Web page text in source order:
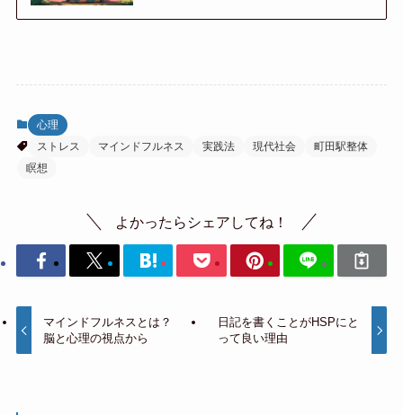
心理
ストレス
マインドフルネス 実践法 現代社会
町田駅整体
瞑想
よかったらシェアしてね！
マインドフルネスとは？
脳と心理の視点から
日記を書くことがHSPにと
って良い理由